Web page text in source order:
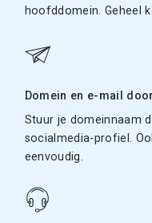
hoofddomein. Geheel
Domein en e-mail
Stuur je domeinnaam
socialmedia-profiel.
eenvoudig.